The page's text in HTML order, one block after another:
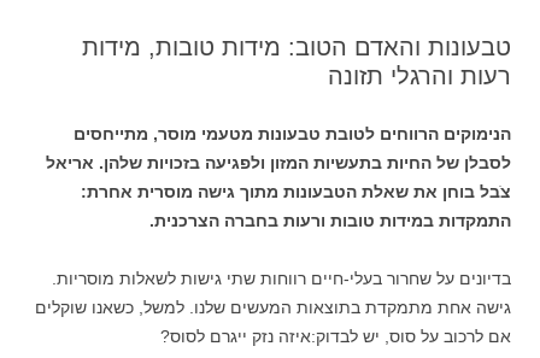
טבעונות והאדם הטוב: מידות טובות, מידות
רעות והרגלי תזונה
הנימוקים הרווחים לטובת טבעונות מטעמי מוסר, מתייחסים
לסבלן של החיות בתעשיות המזון ולפגיעה בזכויות שלהן. אריאל
צֹבל בוחן את שאלת הטבעונות מתוך גישה מוסרית אחרת:
התמקדות במידות טובות ורעות בחברה הצרכנית.
בדיונים על שחרור בעלי-חיים רווחות שתי גישות לשאלות מוסריות.
גישה אחת מתמקדת בתוצאות המעשים שלנו. למשל, כשאנו שוקלים
אם לרכוב על סוס, יש לבדוק:איזה נזק ייגרם לסוס?